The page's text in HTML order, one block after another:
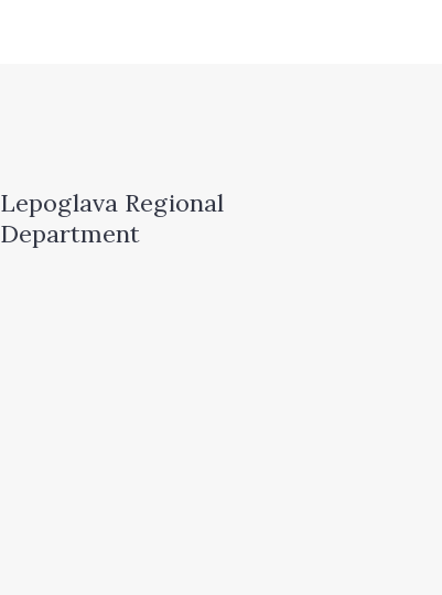
Lepoglava Regional
Department